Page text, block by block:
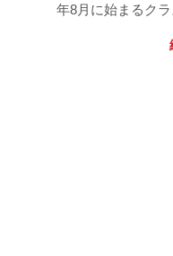
年8月に始まるク